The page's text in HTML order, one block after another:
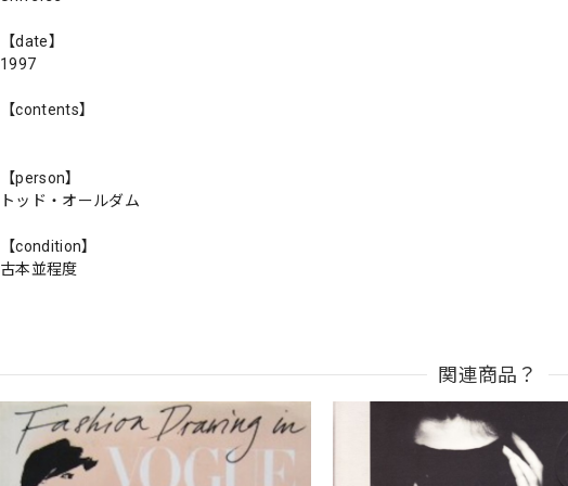
【date】
1997
【contents】
【person】
トッド・オールダム
【condition】
古本並程度
関連商品？